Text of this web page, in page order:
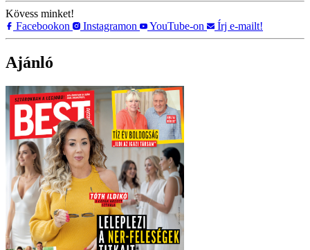
Kövess minket!
Facebookon
Instagramon YouTube-on Írj e-mailt!
Ajánló